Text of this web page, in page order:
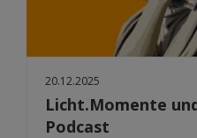
20.12.2025
Licht.Momente
Podcast